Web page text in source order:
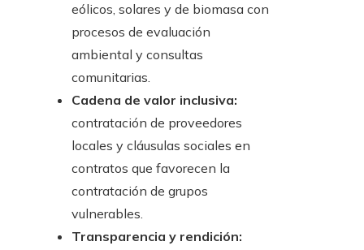
eólicos, solares y de biomasa con
procesos de evaluación
ambiental y consultas
comunitarias.
Cadena de valor inclusiva:
contratación de proveedores
locales y cláusulas sociales en
contratos que favorecen la
contratación de grupos
vulnerables.
Transparencia y rendición: